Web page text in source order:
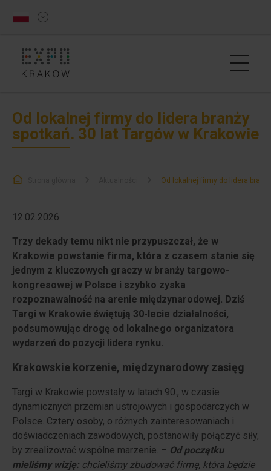
Od lokalnej firmy do lidera
Od lokalnej firmy do lidera branży
spotkań. 30 lat Targów w Krakowie
12.02.2026
Trzy dekady temu nikt nie przypuszczał, że w
Krakowie powstanie firma, która z czasem stanie się
jednym z kluczowych graczy w branży targowo-
kongresowej w Polsce i szybko zyska
rozpoznawalność na arenie międzynarodowej. Dziś
Targi w Krakowie świętują 30-lecie działalności,
podsumowując drogę od lokalnego organizatora
wydarzeń do pozycji lidera rynku.
Krakowskie korzenie, międzynarodowy zasięg
Targi w Krakowie powstały w latach 90., w czasie
dynamicznych przemian ustrojowych i gospodarczych w
Polsce. Cztery osoby, o różnych zainteresowaniach i
doświadczeniach zawodowych, postanowiły połączyć siły,
by zrealizować wspólne marzenie. – Od początku
mieliśmy wizję: chcieliśmy zbudować firmę, która będzie